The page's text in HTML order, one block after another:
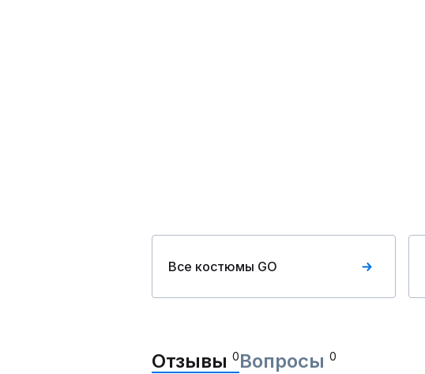
Все костюмы GO
Отзывы 0Вопросы 0